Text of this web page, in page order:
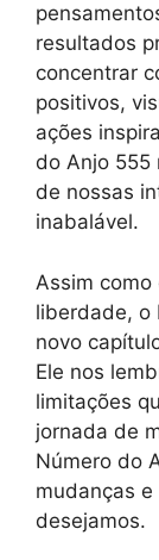
resultados
concentrar
positivos,
ações
do Anjo 555
de nossas
inabalável.
Assim
liberdade, o
novo
Ele nos
limitações
jornada de
Número do
mudanças
desejamos.